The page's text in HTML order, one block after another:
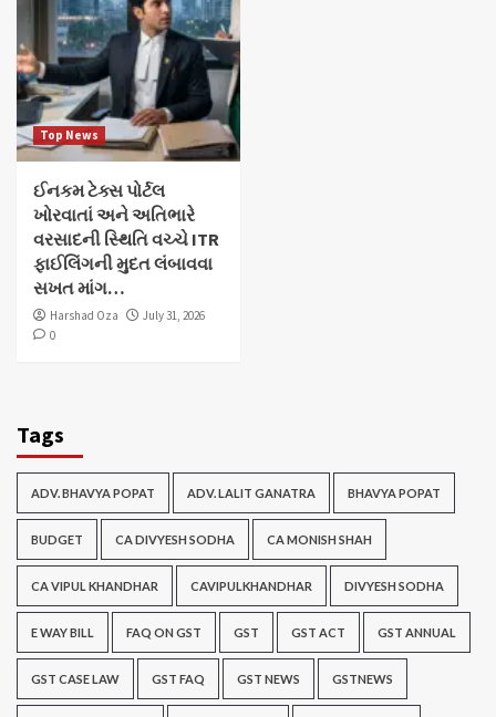
Top News
ઈનકમ ટેક્સ પોર્ટલ
ખોરવાતાં અને અતિભારે
વરસાદની સ્થિતિ વચ્ચે ITR
ફાઈલિંગની મુદત લંબાવવા
સખત માંગ…
Harshad Oza
July 31, 2026
0
Tags
ADV. BHAVYA POPAT ADV. LALIT GANATRA BHAVYA POPAT
BUDGET CA DIVYESH SODHA CA MONISH SHAH
CA VIPUL KHANDHAR CAVIPULKHANDHAR DIVYESH SODHA
E WAY BILL FAQ ON GST GST GST ACT GST ANNUAL
GST CASE LAW GST FAQ GST NEWS GSTNEWS